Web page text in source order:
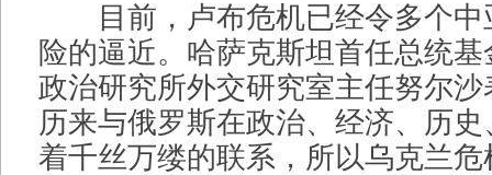
目前，卢布危机已经令多个中
险的逼近。哈萨克斯坦首任总统
政治研究所外交研究室主任努尔
历来与俄罗斯在政治、经济、历
着千丝万缕的联系，所以乌克兰